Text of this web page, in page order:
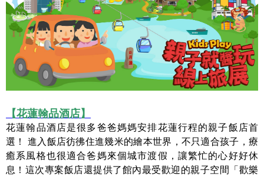
【花蓮翰品酒店】
花蓮翰品酒店是很多爸爸媽媽安排花蓮行程的親子飯店首
選！ 進入飯店彷彿住進幾米的繪本世界，不只適合孩子，療
癒系風格也很適合爸媽來個城市渡假，讓繁忙的心好好休
息！這次專案飯店還提供了館內最受歡迎的親子空間「歡樂